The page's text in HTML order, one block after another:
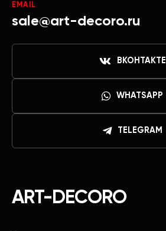
ART-DECORO
EMAIL
sale@art-decoro.ru
ВКОНТАКТЕ
WHATSAPP
TELEGRAM